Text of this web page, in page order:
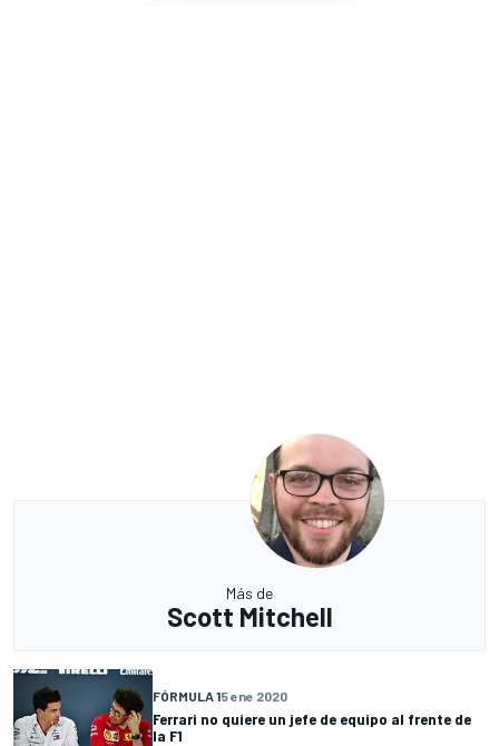
Más de
Scott Mitchell
FÓRMULA 15 ene 2020
Ferrari no quiere un jefe de equipo al frente de
la F1